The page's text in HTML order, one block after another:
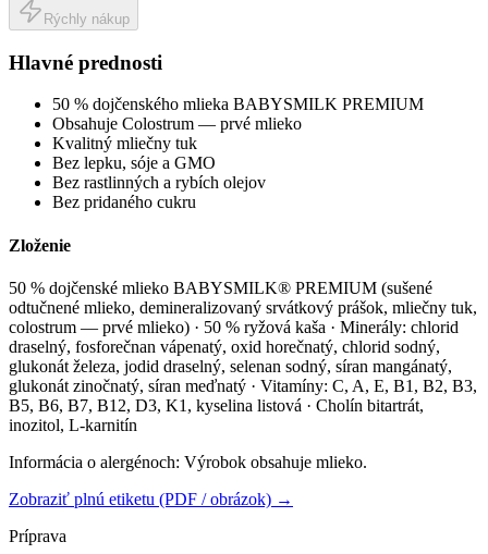
Rýchly nákup
Hlavné prednosti
50 % dojčenského mlieka BABYSMILK PREMIUM
Obsahuje Colostrum — prvé mlieko
Kvalitný mliečny tuk
Bez lepku, sóje a GMO
Bez rastlinných a rybích olejov
Bez pridaného cukru
Zloženie
50 % dojčenské mlieko BABYSMILK® PREMIUM (sušené
odtučnené mlieko, demineralizovaný srvátkový prášok, mliečny tuk,
colostrum — prvé mlieko) · 50 % ryžová kaša · Minerály: chlorid
draselný, fosforečnan vápenatý, oxid horečnatý, chlorid sodný,
glukonát železa, jodid draselný, selenan sodný, síran mangánatý,
glukonát zinočnatý, síran meďnatý · Vitamíny: C, A, E, B1, B2, B3,
B5, B6, B7, B12, D3, K1, kyselina listová · Cholín bitartrát,
inozitol, L-karnitín
Informácia o alergénoch: Výrobok obsahuje mlieko.
Zobraziť plnú etiketu (PDF / obrázok) →
Príprava